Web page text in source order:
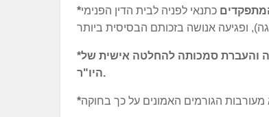
כתנאי לפניה לבית הדין הפנימי
והעברת סמכותה להחלטה אישית של
היו"ר.